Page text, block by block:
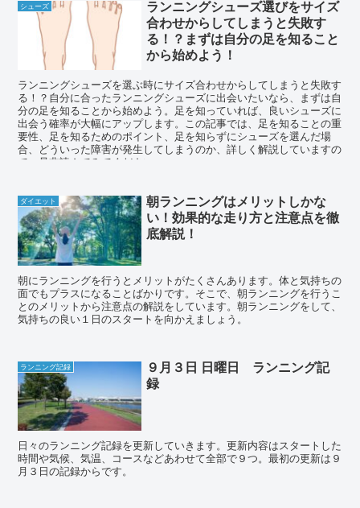
シューズ
ランニングシューズ選びをサイズ
合わせからしてしまうと失敗す
る！？まずは自分の足を知ること
から始めよう！
ランニングシューズを選ぶ時にサイズ合わせからしてしまうと失敗す
る！？自分に合ったランニングシューズに出会いたいなら、まずは自
分の足を知ることから始めよう。足を知っていれば、良いシューズに
出会う確率が大幅にアップします。この記事では、足を知ることの重
要性、足を知るためのポイント、足を知らずにシューズを選んだ場
合、どういった障害が発生してしまうのか、詳しく解説していますの
で、是非読んでみてください。
ダイエット
朝ランニングはメリットしかな
い！効果的な走り方と注意点を徹
底解説！
朝にランニングを行うとメリットがたくさんあります。体と気持ちの
面でもプラスになることばかりです。そこで、朝ランニングを行うこ
とのメリットから注意点の解説をしています。朝ランニングをして、
気持ちの良い１日のスタートを向かえましょう。
ランニング記録
９月３日 日曜日 ランニング記
録
日々のランニング記録を更新していきます。更新内容はスタートした
時間や気候、気温、コースなどあわせて全部で９つ。最初の更新は９
月３日の記録からです。